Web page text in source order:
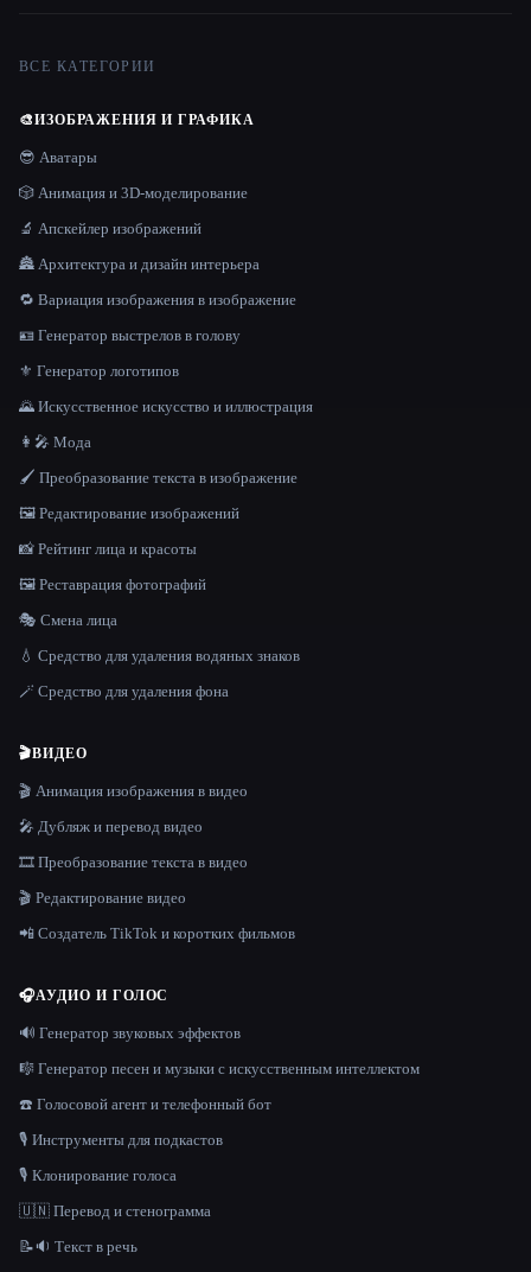
ВСЕ КАТЕГОРИИ
🎨ИЗОБРАЖЕНИЯ И ГРАФИКА
😎 Аватары
🎲 Анимация и 3D-моделирование
🔬 Апскейлер изображений
🏯 Архитектура и дизайн интерьера
🔁 Вариация изображения в изображение
🪪 Генератор выстрелов в голову
⚜️ Генератор логотипов
🌄 Искусственное искусство и иллюстрация
👩‍🎤 Мода
🖌️ Преобразование текста в изображение
🖼️ Редактирование изображений
📸 Рейтинг лица и красоты
🖼️ Реставрация фотографий
🎭 Смена лица
💧 Средство для удаления водяных знаков
🪄 Средство для удаления фона
🎬ВИДЕО
🎬 Анимация изображения в видео
🎤 Дубляж и перевод видео
🎞️ Преобразование текста в видео
🎬 Редактирование видео
📲 Создатель TikTok и коротких фильмов
🎧АУДИО И ГОЛОС
🔊 Генератор звуковых эффектов
🎼 Генератор песен и музыки с искусственным интеллектом
☎️ Голосовой агент и телефонный бот
🎙️ Инструменты для подкастов
🎙️ Клонирование голоса
🇺🇳 Перевод и стенограмма
📝🔉 Текст в речь